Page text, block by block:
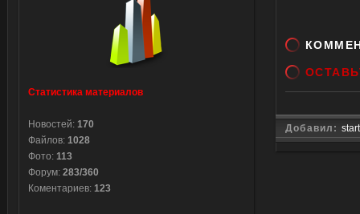
}
}
Добавил:
Статистика материалов
Новостей: 170
Файлов: 1028
Фото: 113
Форум: 283/360
Коментариев: 123